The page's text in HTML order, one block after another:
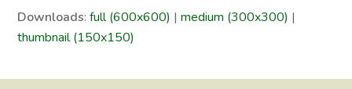
Downloads:full (600x600) |medium (300x300) |
thumbnail (150x150)